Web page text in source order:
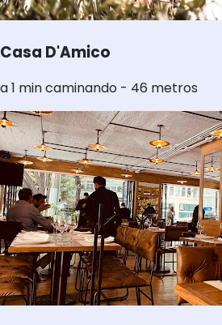
Casa D'Amico
a 1 min caminando - 46 metros